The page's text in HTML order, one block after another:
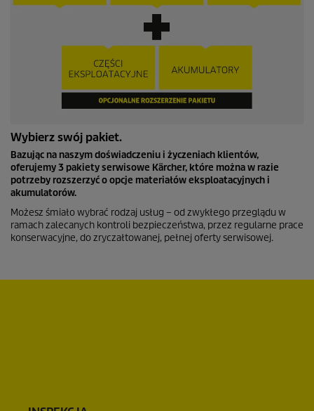
Wybierz swój pakiet.
Bazując na naszym doświadczeniu i życzeniach klientów,
oferujemy 3 pakiety serwisowe Kärcher, które można w razie
potrzeby rozszerzyć o opcje materiałów eksploatacyjnych i
akumulatorów.
Możesz śmiało wybrać rodzaj usług – od zwykłego przeglądu w
ramach zalecanych kontroli bezpieczeństwa, przez regularne prace
konserwacyjne, do zryczałtowanej, pełnej oferty serwisowej.